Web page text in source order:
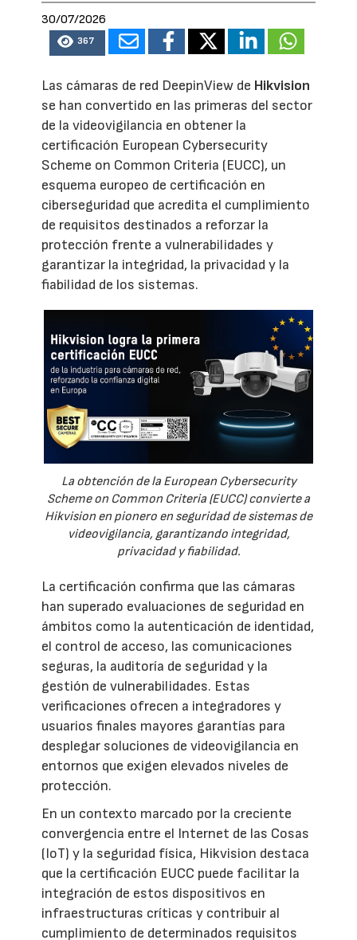
30/07/2026
367
Las cámaras de red DeepinView de Hikvision
se han convertido en las primeras del sector
de la videovigilancia en obtener la
certificación European Cybersecurity
Scheme on Common Criteria (EUCC), un
esquema europeo de certificación en
ciberseguridad que acredita el cumplimiento
de requisitos destinados a reforzar la
protección frente a vulnerabilidades y
garantizar la integridad, la privacidad y la
fiabilidad de los sistemas.
La obtención de la European Cybersecurity
Scheme on Common Criteria (EUCC) convierte a
Hikvision en pionero en seguridad de sistemas de
videovigilancia, garantizando integridad,
privacidad y fiabilidad.
La certificación confirma que las cámaras
han superado evaluaciones de seguridad en
ámbitos como la autenticación de identidad,
el control de acceso, las comunicaciones
seguras, la auditoría de seguridad y la
gestión de vulnerabilidades. Estas
verificaciones ofrecen a integradores y
usuarios finales mayores garantías para
desplegar soluciones de videovigilancia en
entornos que exigen elevados niveles de
protección.
En un contexto marcado por la creciente
convergencia entre el Internet de las Cosas
(IoT) y la seguridad física, Hikvision destaca
que la certificación EUCC puede facilitar la
integración de estos dispositivos en
infraestructuras críticas y contribuir al
cumplimiento de determinados requisitos